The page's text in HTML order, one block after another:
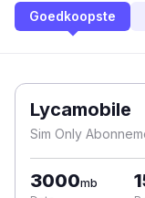
Goedkoopste
Lycamobile
Sim Only
3000mb